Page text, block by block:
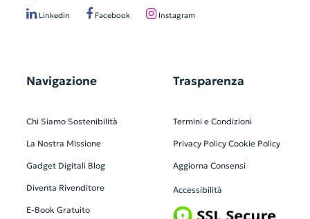
Linkedin Facebook Instagram
Navigazione
Chi Siamo Sostenibilità
La Nostra Missione
Gadget Digitali Blog
Diventa Rivenditore
E-Book Gratuito
Trasparenza
Termini e Condizioni
Privacy Policy Cookie Policy
Aggiorna Consensi
Accessibilità